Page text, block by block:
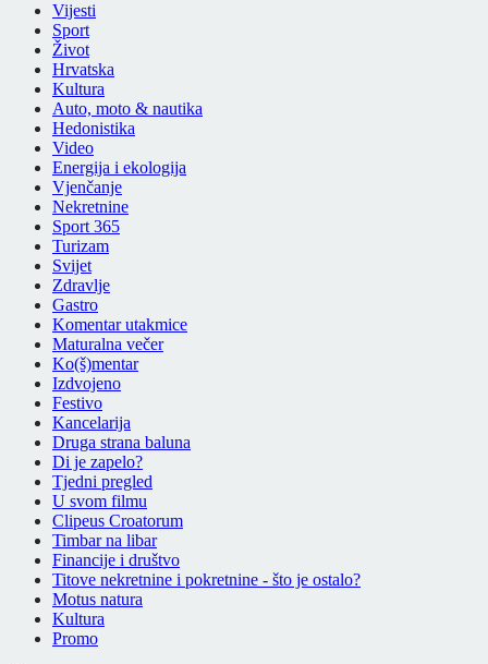
Vijesti
Sport
Život
Hrvatska
Kultura
Auto, moto & nautika
Hedonistika
Video
Energija i ekologija
Vjenčanje
Nekretnine
Sport 365
Turizam
Svijet
Zdravlje
Gastro
Komentar utakmice
Maturalna večer
Ko(š)mentar
Izdvojeno
Festivo
Kancelarija
Druga strana baluna
Di je zapelo?
Tjedni pregled
U svom filmu
Clipeus Croatorum
Timbar na libar
Financije i društvo
Titove nekretnine i pokretnine - što je ostalo?
Motus natura
Kultura
Promo